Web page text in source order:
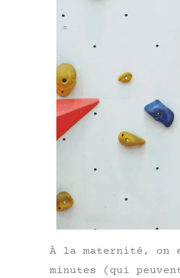
À la maternité, on
minutes (qui